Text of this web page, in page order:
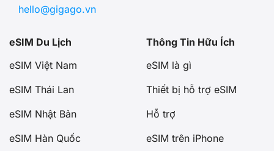
hello@gigago.vn
eSIM Du Lịch
eSIM Việt Nam
eSIM Thái Lan
eSIM Nhật Bản
eSIM Hàn Quốc
Thông Tin Hữu Ích
eSIM là gì
Thiết bị hỗ trợ eSIM
Hỗ trợ
eSIM trên iPhone